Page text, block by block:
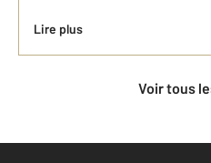
Lire plus
Voir tous